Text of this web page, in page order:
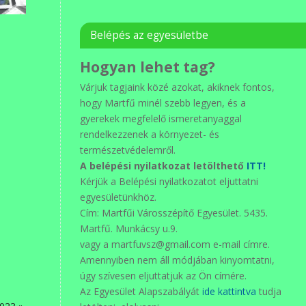
Belépés az egyesületbe
Hogyan lehet tag?
Várjuk tagjaink közé azokat, akiknek fontos,
hogy Martfű minél szebb legyen, és a
gyerekek megfelelő ismeretanyaggal
rendelkezzenek a környezet- és
természetvédelemről.
A belépési nyilatkozat letölthető ITT!
Kérjük a Belépési nyilatkozatot eljuttatni
egyesületünkhöz.
Cím: Martfűi Városszépítő Egyesület. 5435.
Martfű. Munkácsy u.9.
vagy a martfuvsz@gmail.com e-mail címre.
Amennyiben nem áll módjában kinyomtatni,
úgy szívesen eljuttatjuk az Ön címére.
Az Egyesület Alapszabályát ide kattintva tudja